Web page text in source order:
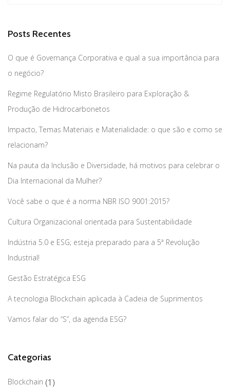
Posts Recentes
O que é Governança Corporativa e qual a sua importância para
o negócio?
Regime Regulatório Misto Brasileiro para Exploração &
Produção de Hidrocarbonetos
Impacto, Temas Materiais e Materialidade: o que são e como se
relacionam?
Na pauta da Inclusão e Diversidade, há motivos para celebrar o
Dia Internacional da Mulher?
Você sabe o que é a norma NBR ISO 9001:2015?
Cultura Organizacional orientada para Sustentabilidade
Indústria 5.0 e ESG; esteja preparado para a 5ª Revolução
Industrial!
Gestão Estratégica ESG
A tecnologia Blockchain aplicada à Cadeia de Suprimentos
Vamos falar do “S”, da agenda ESG?
Categorias
Blockchain (1)